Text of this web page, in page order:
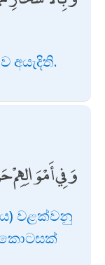
අයැදිති.
وَفِي
වළක්වනු